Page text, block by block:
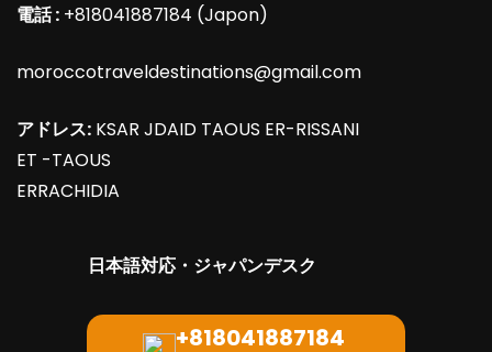
電話 : +818041887184 (Japon)
moroccotraveldestinations@gmail.com
アドレス: KSAR JDAID TAOUS ER-RISSANI
ET -TAOUS
ERRACHIDIA
日本語対応・ジャパンデスク
+818041887184